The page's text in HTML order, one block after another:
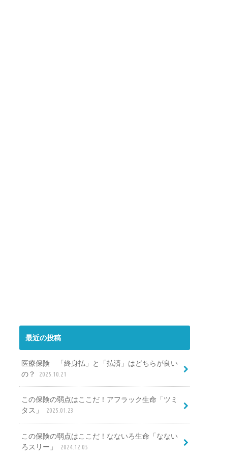
最近の投稿
医療保険 「終身払」と「払済」はどちらが良い
の？
2025.10.21
この保険の弱点はここだ！アフラック生命「ツミ
タス」
2025.01.23
この保険の弱点はここだ！なないろ生命「なない
ろスリー」
2024.12.05